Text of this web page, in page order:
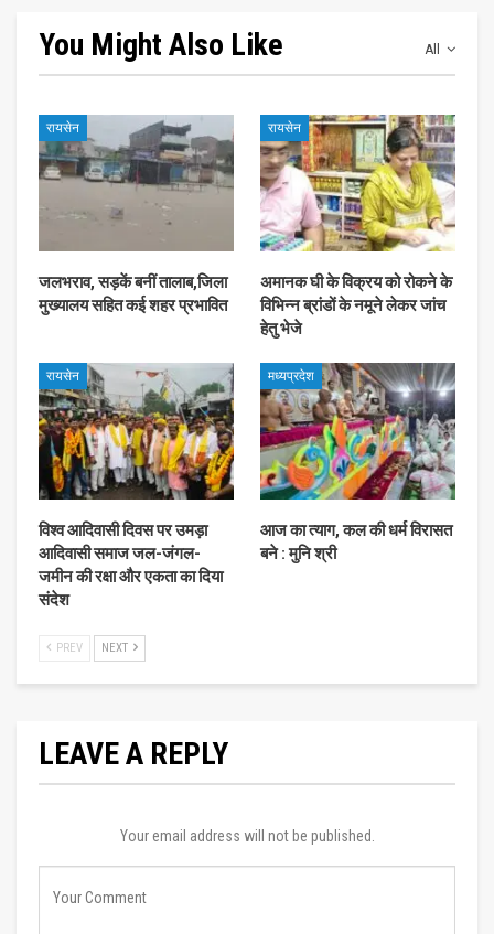
All
You Might Also Like
रायसेन
जलभराव, सड़कें बनीं तालाब,जिला
मुख्यालय सहित कई शहर प्रभावित
रायसेन
अमानक घी के विक्रय को रोकने के
विभिन्न ब्रांडों के नमूने लेकर जांच
हेतु भेजे
रायसेन
विश्व आदिवासी दिवस पर उमड़ा
आदिवासी समाज जल-जंगल-
जमीन की रक्षा और एकता का दिया
संदेश
मध्यप्रदेश
आज का त्याग, कल की धर्म विरासत
बने : मुनि श्री
PREV NEXT
LEAVE A REPLY
Your email address will not be published.